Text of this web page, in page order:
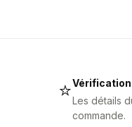
⭐Vérification
Les détails
commande.